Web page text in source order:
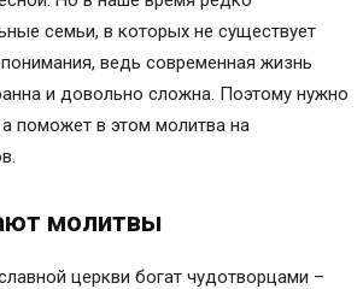
семьи, в которых не существует
ведь современная жизнь
и довольно сложна. Поэтому нужно
поможет в этом молитва на
молитвы
церкви богат чудотворцами –